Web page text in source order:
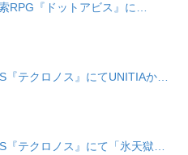
RPG『ドットアビス』に…
『テクロノス』にてUNITIAか…
『テクロノス』にて「氷天獄…